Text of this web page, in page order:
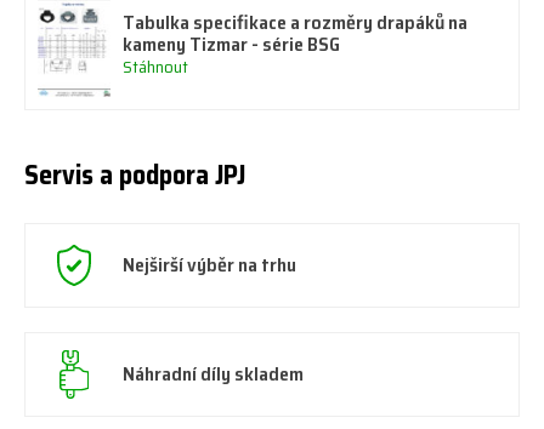
Tabulka specifikace a rozměry drapáků na
kameny Tizmar - série BSG
Stáhnout
Servis a podpora JPJ
Nejširší výběr na trhu
Náhradní díly skladem